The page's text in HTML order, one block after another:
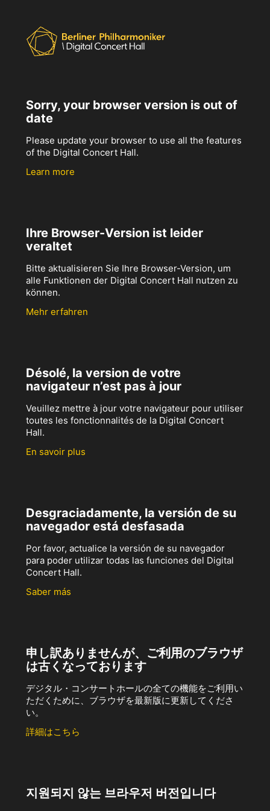
Sorry, your browser version is out of
date
Please update your browser to use all the features
of the Digital Concert Hall.
Learn more
Ihre Browser-Version ist leider
veraltet
Bitte aktualisieren Sie Ihre Browser-Version, um
alle Funktionen der Digital Concert Hall nutzen zu
können.
Mehr erfahren
Désolé, la version de votre
navigateur n’est pas à jour
Veuillez mettre à jour votre navigateur pour utiliser
toutes les fonctionnalités de la Digital Concert
Hall.
En savoir plus
Desgraciadamente, la versión de su
navegador está desfasada
Por favor, actualice la versión de su navegador
para poder utilizar todas las funciones del Digital
Concert Hall.
Saber más
申し訳ありませんが、ご利用のブラウザ
は古くなっております
デジタル・コンサートホールの全ての機能をご利用い
ただくために、ブラウザを最新版に更新してくださ
い。
詳細はこちら
지원되지 않는 브라우저 버전입니다